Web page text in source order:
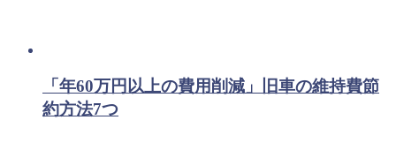
「年60万円以上の費用削減」旧車の維持費節
約方法7つ